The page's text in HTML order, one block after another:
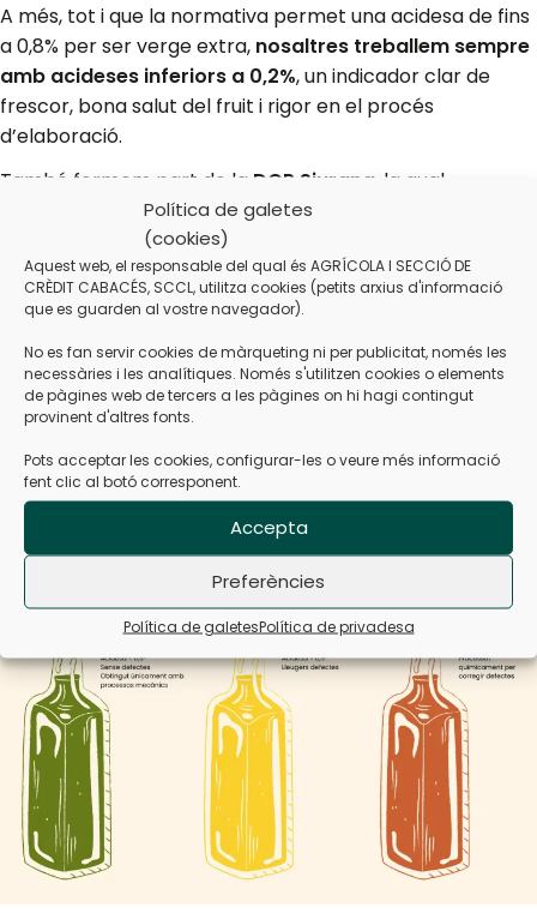
Política de galetes
(cookies)
Aquest web, el responsable del qual és AGRÍCOLA I SECCIÓ DE
CRÈDIT CABACÉS, SCCL, utilitza cookies (petits arxius d'informació
que es guarden al vostre navegador).
No es fan servir cookies de màrqueting ni per publicitat, només les
necessàries i les analítiques. Només s'utilitzen cookies o elements
de pàgines web de tercers a les pàgines on hi hagi contingut
provinent d'altres fonts.
Pots acceptar les cookies, configurar-les o veure més informació
fent clic al botó corresponent.
Accepta
Preferències
Política de galetesPolítica de privadesa
A més, tot i que la normativa permet una acidesa de fins
a 0,8% per ser verge extra, nosaltres treballem sempre
amb acideses inferiors a 0,2%, un indicador clar de
frescor, bona salut del fruit i rigor en el procés
d’elaboració.
També formem part de la DOP Siurana , la qual
garanteix la qualitat i l’origen dels nostres olis. Pots
conèixer més sobre la DOP i les seves normatives a la
sevaweb oficial.
El resultat és un oli d’oliva verge extra del Priorat que
expressa el paisatge i la tradició agrícola de Cabacés.
Descobreix l’autèntic sabor del territori
Entendre què vol dir “verge extra” ens ajuda a valorar la
feina que hi ha darrere de cada ampolla. Si vols tastar un
oli d’oliva verge extra elaborat amb tradició i respecte
pel territori, et convidem a descobrir els
i a
conèixer de prop la nostra cooperativa.